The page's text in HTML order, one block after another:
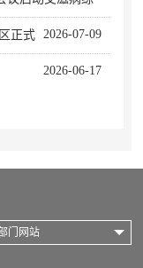
2026-07-09
正式
2026-06-17
门网站